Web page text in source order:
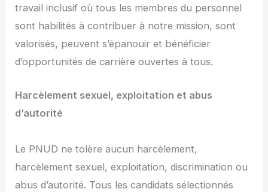
travail inclusif où tous les membres du personnel
sont habilités à contribuer à notre mission, sont
valorisés, peuvent s’épanouir et bénéficier
d’opportunités de carrière ouvertes à tous.
Harcèlement sexuel, exploitation et abus
d’autorité
Le PNUD ne tolère aucun harcèlement,
harcèlement sexuel, exploitation, discrimination ou
abus d’autorité. Tous les candidats sélectionnés